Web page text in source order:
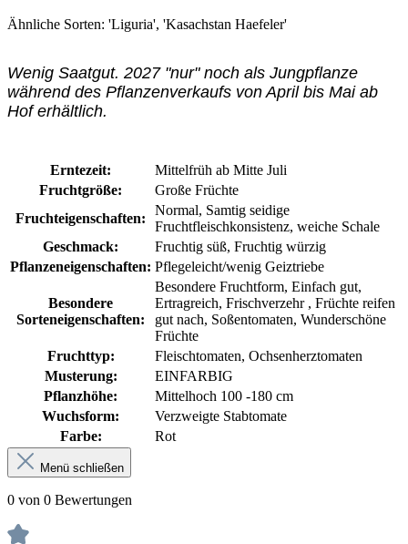
Ähnliche Sorten: 'Liguria', 'Kasachstan Haefeler'
Wenig Saatgut. 2027 "nur" noch als Jungpflanze
während des Pflanzenverkaufs von April bis Mai ab
Hof erhältlich.
Erntezeit:
Mittelfrüh ab Mitte Juli
Fruchtgröße:
Große Früchte
Fruchteigenschaften:
Normal, Samtig seidige
Fruchtfleischkonsistenz, weiche Schale
Geschmack:
Fruchtig süß, Fruchtig würzig
Pflanzeneigenschaften: Pflegeleicht/wenig Geiztriebe
Besondere
Sorteneigenschaften:
Besondere Fruchtform, Einfach gut,
Ertragreich, Frischverzehr , Früchte reifen
gut nach, Soßentomaten, Wunderschöne
Früchte
Fruchttyp:
Fleischtomaten, Ochsenherztomaten
Musterung:
EINFARBIG
Pflanzhöhe:
Mittelhoch 100 -180 cm
Wuchsform:
Verzweigte Stabtomate
Farbe:
Rot
Menü schließen
0 von 0 Bewertungen